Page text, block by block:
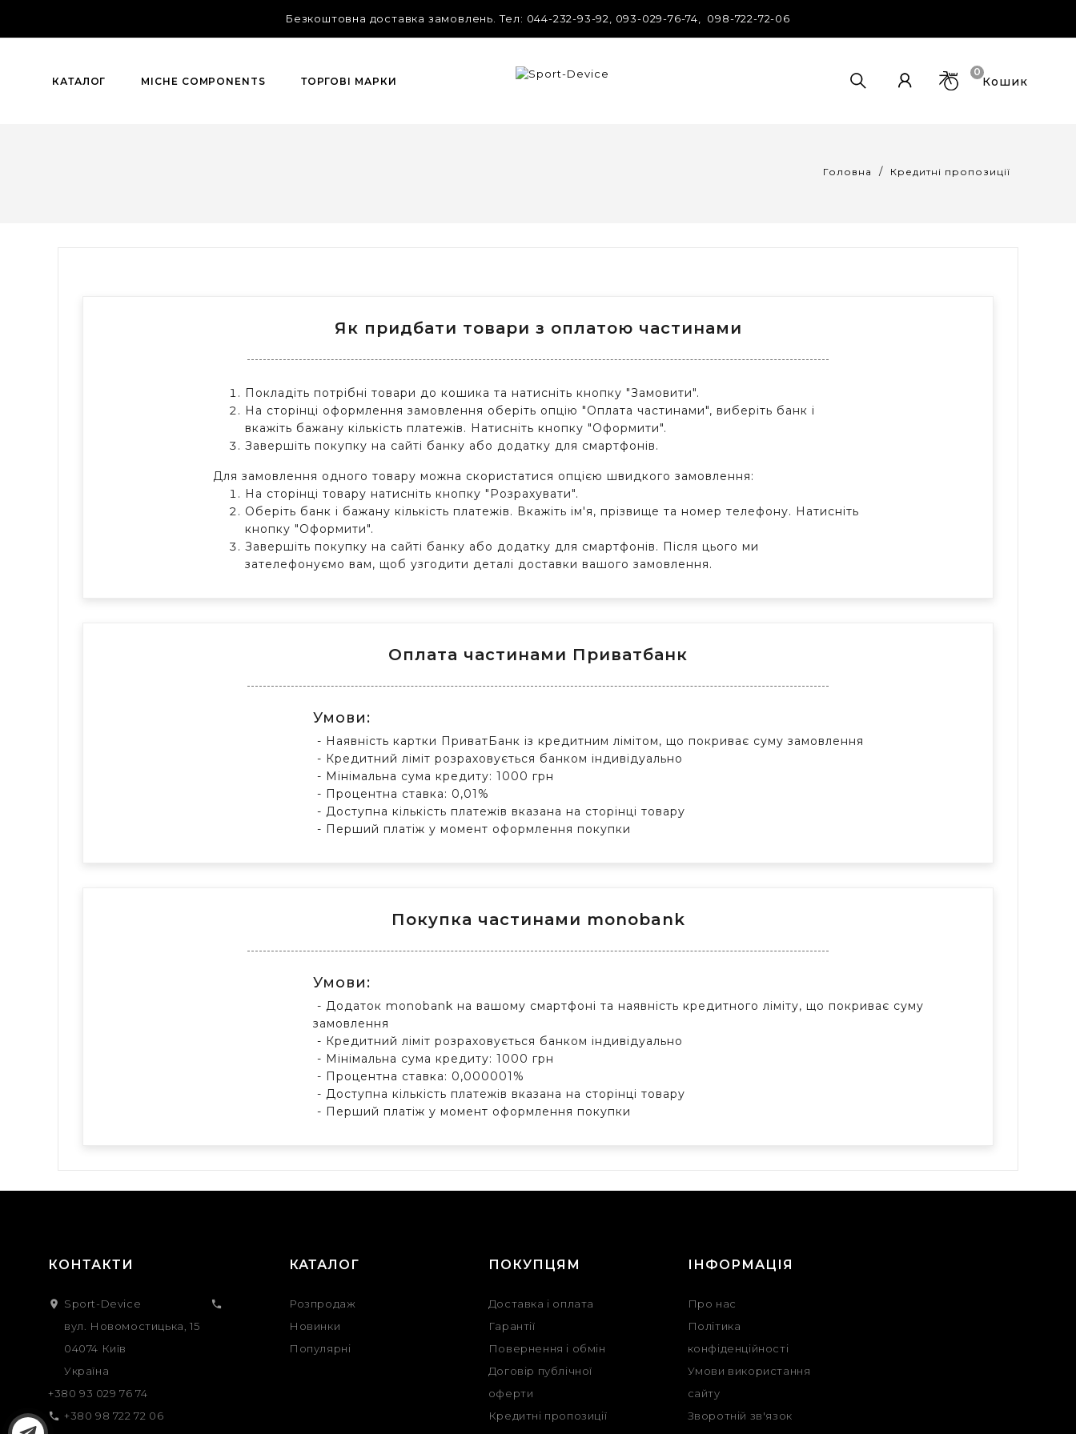
Безкоштовна доставка замовлень. Tел: 044-232-93-92, 093-029-76-74, 098-722-72-06
КАТАЛОГ MICHE COMPONENTS ТОРГОВІ МАРКИ Кошик
0
Головна Кредитні пропозиції
Як придбати товари з оплатою частинами
Покладіть потрібні товари до кошика та натисніть кнопку "Замовити".
На сторінці оформлення замовлення оберіть опцію "Оплата частинами", виберіть банк і
вкажіть бажану кількість платежів. Натисніть кнопку "Оформити".
Завершіть покупку на сайті банку або додатку для смартфонів.
Для замовлення одного товару можна скористатися опцією швидкого замовлення:
На сторінці товару натисніть кнопку "Розрахувати".
Оберіть банк і бажану кількість платежів. Вкажіть ім'я, прізвище та номер телефону. Натисніть
кнопку "Оформити".
Завершіть покупку на сайті банку або додатку для смартфонів. Після цього ми
зателефонуємо вам, щоб узгодити деталі доставки вашого замовлення.
Оплата частинами Приватбанк
Умови:
- Наявність картки ПриватБанк із кредитним лімітом, що покриває суму замовлення
- Кредитний ліміт розраховується банком індивідуально
- Мінімальна сума кредиту: 1000 грн
- Процентна ставка: 0,01%
- Доступна кількість платежів вказана на сторінці товару
- Перший платіж у момент оформлення покупки
Покупка частинами monobank
Умови:
- Додаток monobank на вашому смартфоні та наявність кредитного ліміту, що покриває суму
замовлення
- Кредитний ліміт розраховується банком індивідуально
- Мінімальна сума кредиту: 1000 грн
- Процентна ставка: 0,000001%
- Доступна кількість платежів вказана на сторінці товару
- Перший платіж у момент оформлення покупки
КОНТАКТИ
 Sport-Device
вул. Новомостицька, 15
04074 Київ
Україна

+380 93 029 76 74
 +380 98 722 72 06
КАТАЛОГ
Розпродаж
Новинки
Популярні
ПОКУПЦЯМ
Доставка і оплата
Гарантії
Повернення і обмін
Договір публічної
оферти
Кредитні пропозиції
ІНФОРМАЦІЯ
Про нас
Політика
конфіденційності
Умови використання
сайту
Зворотній зв'язок